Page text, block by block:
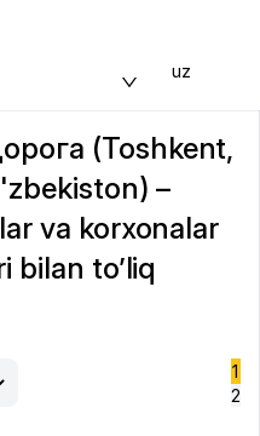
uz
(Toshkent,
–
va korxonalar
bilan to’liq
1
2